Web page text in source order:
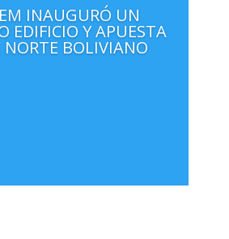
INAUGURÓ UN
EDIFICIO Y APUESTA
NORTE BOLIVIANO